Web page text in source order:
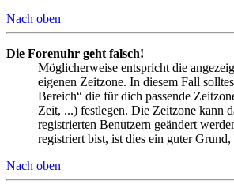
Nach oben
Die Forenuhr geht falsch!
Möglicherweise entspricht die
eigenen Zeitzone. In diesem Fall
Bereich“ die für dich passende
Zeit, ...) festlegen. Die Zeitzone kann
registrierten Benutzern geändert
registriert bist, ist dies ein guter Grund,
Nach oben